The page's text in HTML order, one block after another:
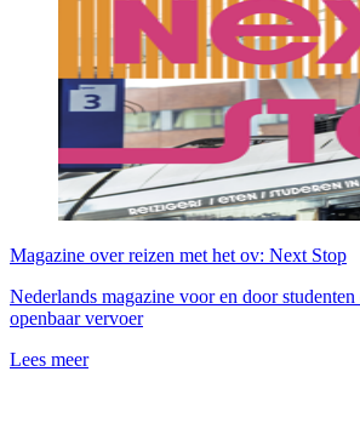
Magazine over reizen met het ov: Next Stop
Nederlands magazine voor en door
openbaar vervoer
Lees meer